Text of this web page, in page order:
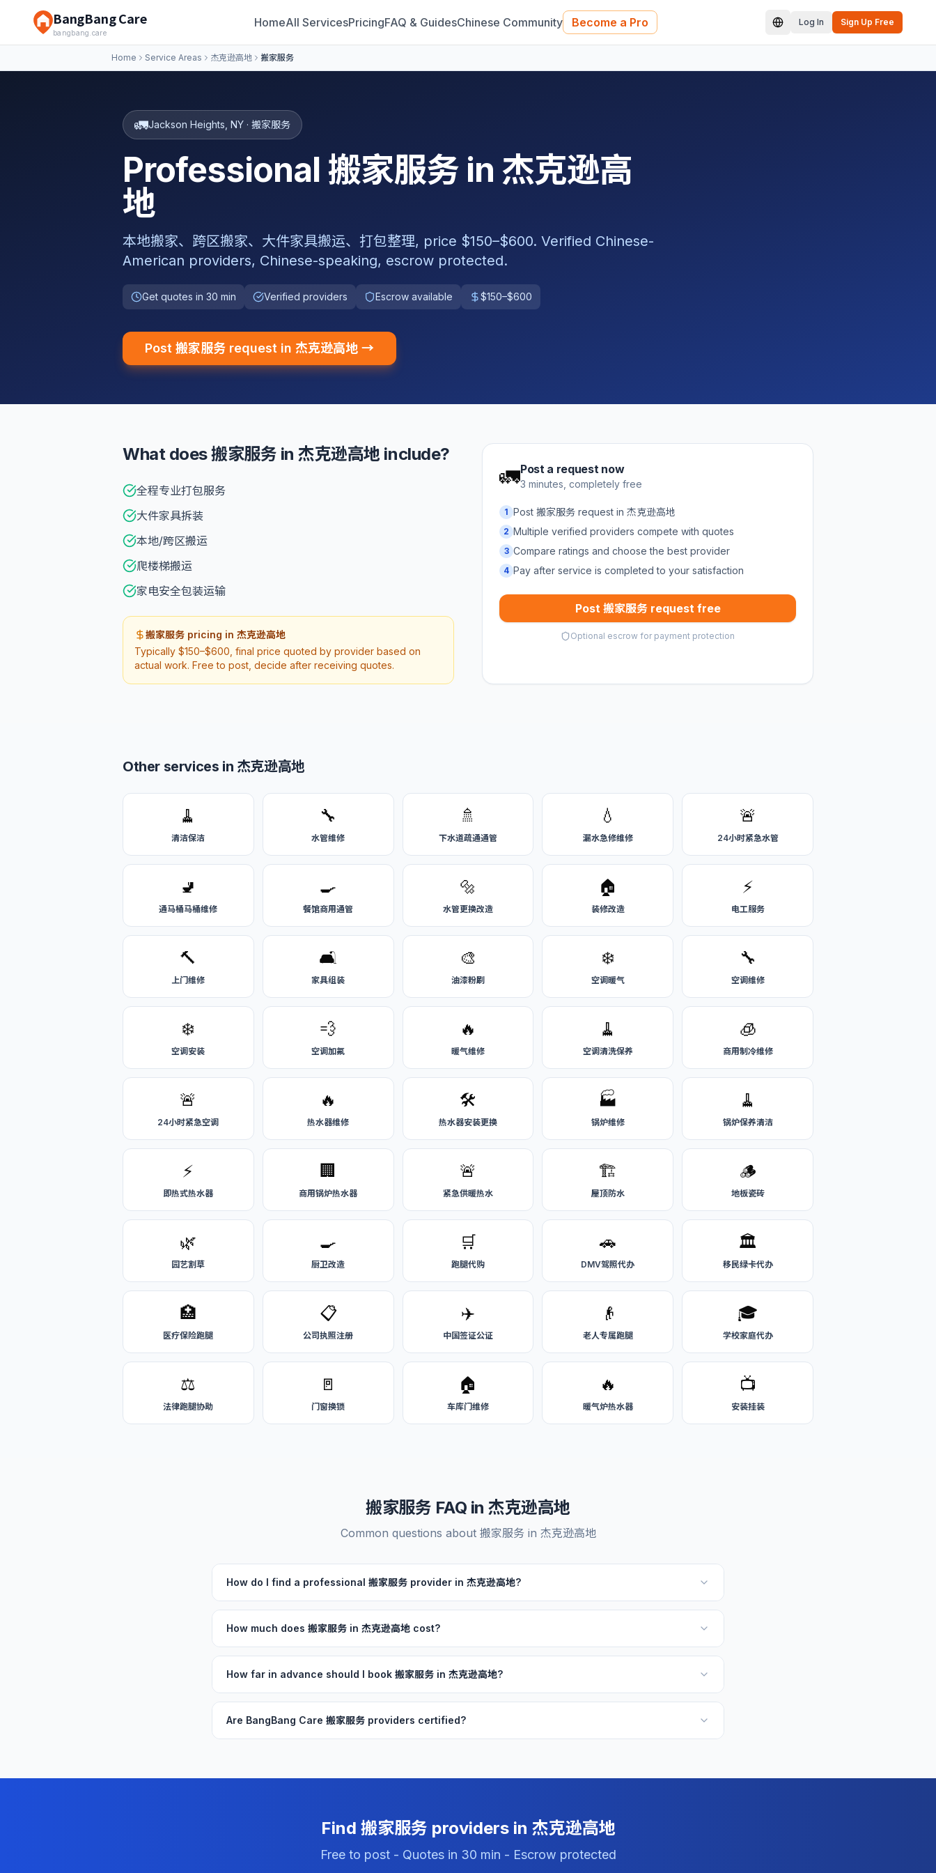
BangBang Care
bangbang.care
HomeAll ServicesPricingFAQ & GuidesChinese Community Become a Pro Log In Sign Up Free
Home Service Areas 杰克逊高地 搬家服务
🚛Jackson Heights NY · 搬家服务
Professional 搬家服务 in 杰克逊高
地
本地搬家、跨区搬家、大件家具搬运、打包整理, price $150–$600. Verified Chinese-
American providers, Chinese-speaking, escrow protected.
Get quotes in 30 min Verified providers Escrow available $150–$600
Post 搬家服务 request in 杰克逊高地 →
What does 搬家服务 in 杰克逊高地 include?
全程专业打包服务
大件家具拆装
本地/跨区搬运
爬楼梯搬运
家电安全包装运输
搬家服务 pricing in 杰克逊高地
Typically $150–$600, final price quoted by provider based on
actual work. Free to post, decide after receiving quotes.
🚛Post a request now
3 minutes, completely free
1 Post 搬家服务 request in 杰克逊高地
2 Multiple verified providers compete with quotes
3 Compare ratings and choose the best provider
4 Pay after service is completed to your satisfaction
Post 搬家服务 request free
Optional escrow for payment protection
Other services in 杰克逊高地
🧹
清洁保洁
🔧
水管维修
🚿
下水道疏通通管
💧
漏水急修维修
🚨
24小时紧急水管
🚽
通马桶马桶维修
🍳
餐馆商用通管
🔩
水管更换改造
🏠
装修改造
⚡
电工服务
🔨
上门维修
🛋️
家具组装
🎨
油漆粉刷
❄️
空调暖气
🔧
空调维修
❄️
空调安装
💨
空调加氟
🔥
暖气维修
🧹
空调清洗保养
🧊
商用制冷维修
🚨
24小时紧急空调
🔥
热水器维修
🛠️
热水器安装更换
🏭
锅炉维修
🧹
锅炉保养清洁
⚡
即热式热水器
🏢
商用锅炉热水器
🚨
紧急供暖热水
🏗️
屋顶防水
🪵
地板瓷砖
🌿
园艺割草
🍳
厨卫改造
🛒
跑腿代购
🚗
DMV驾照代办
🏛️
移民绿卡代办
🏥
医疗保险跑腿
📋
公司执照注册
✈️
中国签证公证
👴
老人专属跑腿
🎓
学校家庭代办
⚖️
法律跑腿协助
🚪
门窗换锁
🏠
车库门维修
🔥
暖气炉热水器
📺
安装挂装
搬家服务 FAQ in 杰克逊高地
Common questions about 搬家服务 in 杰克逊高地
How do I find a professional 搬家服务 provider in 杰克逊高地?
How much does 搬家服务 in 杰克逊高地 cost?
How far in advance should I book 搬家服务 in 杰克逊高地?
Are BangBang Care 搬家服务 providers certified?
Find 搬家服务 providers in 杰克逊高地
Free to post - Quotes in 30 min - Escrow protected